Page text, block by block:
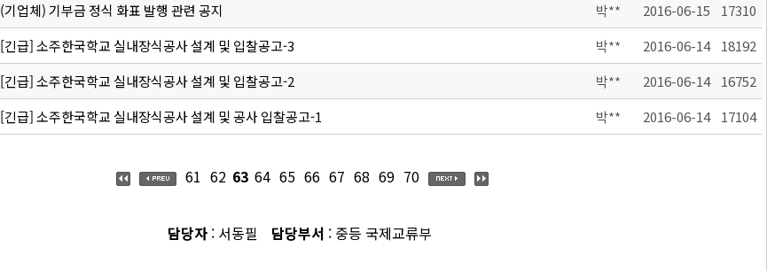
(기업체) 기부금 정식 화표 발행 관련 공지 박** 2016-06-15
17310
[긴급] 소주한국학교 실내장식공사 설계 및 입찰공고-3 박** 2016-06-14
18192
[긴급] 소주한국학교 실내장식공사 설계 및 입찰공고-2 박** 2016-06-14
16752
[긴급] 소주한국학교 실내장식공사 설계 및 공사 입찰공고-1 박** 2016-06-14 17104
61 62 63 64 65 66 67 68 69 70
담당자 : 서동필 담당부서 : 중등 국제교류부